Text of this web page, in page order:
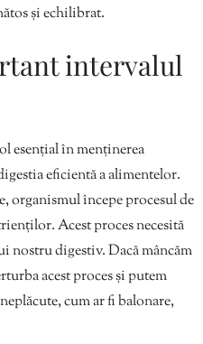
și echilibrat.
intervalul
esențial în menținerea
eficientă a alimentelor.
organismul începe procesul de
Acest proces necesită
nostru digestiv. Dacă mâncăm
acest proces și putem
cum ar fi balonare,